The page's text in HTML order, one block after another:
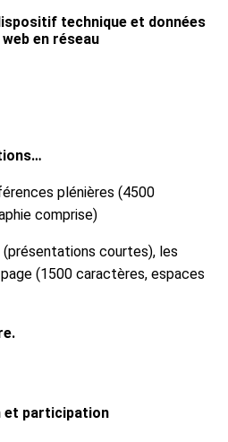
technique et données
en réseau
plénières (4500
comprise)
courtes), les
(1500 caractères, espaces
et participation